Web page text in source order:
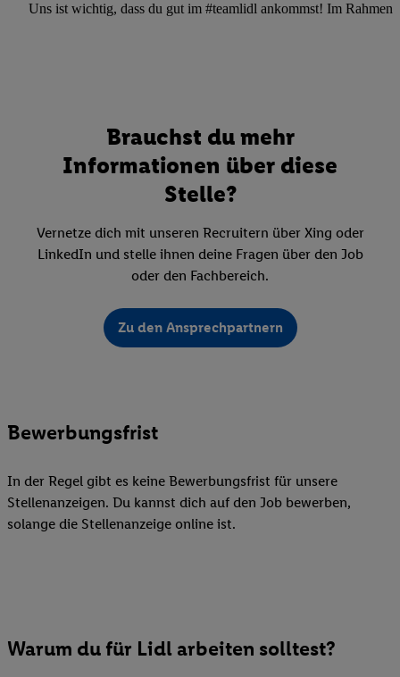
Uns ist wichtig, dass du gut im #teamlidl ankommst! Im Rahmen
Brauchst du mehr
Informationen über diese
Stelle?
Vernetze dich mit unseren Recruitern über Xing oder
LinkedIn und stelle ihnen deine Fragen über den Job
oder den Fachbereich.
Zu den Ansprechpartnern
Bewerbungsfrist
In der Regel gibt es keine Bewerbungsfrist für unsere
Stellenanzeigen. Du kannst dich auf den Job bewerben,
solange die Stellenanzeige online ist.
Warum du für Lidl arbeiten solltest?